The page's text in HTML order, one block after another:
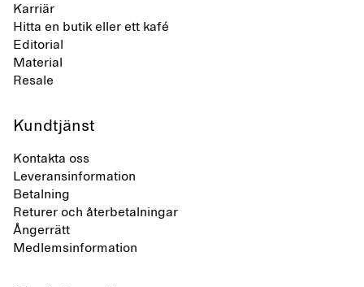
Karriär
Hitta en butik eller ett kafé
Editorial
Material
Resale
Kundtjänst
Kontakta oss
Leveransinformation
Betalning
Returer och återbetalningar
Ångerrätt
Medlemsinformation